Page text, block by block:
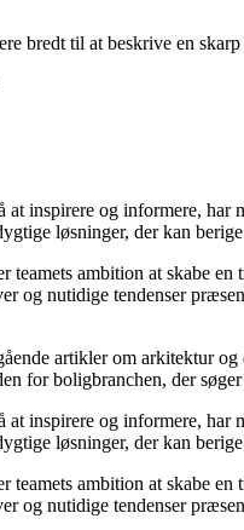
bredt til at beskrive en
inspirere og informere,
løsninger, der kan
ambition at skabe
og nutidige tendenser
artikler om arkitektur
for boligbranchen, der
inspirere og informere,
løsninger, der kan
ambition at skabe
og nutidige tendenser